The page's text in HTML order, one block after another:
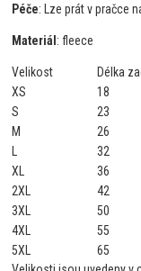
Péče: Lze prát v pračce
Materiál : fleece
Velikost Délka
XS
18
S
23
M
26
32
XL
36
2XL
42
3XL
50
4XL
55
5XL
65